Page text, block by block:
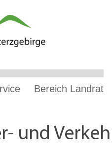
Bereich Landrat
und